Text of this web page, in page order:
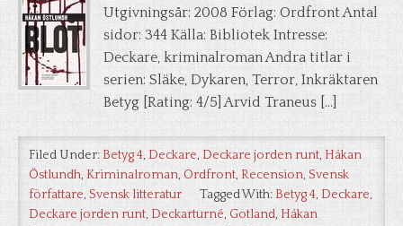
Utgivningsår: 2008 Förlag: Ordfront Antal
sidor: 344 Källa: Bibliotek Intresse:
Deckare, kriminalroman Andra titlar i
serien: Släke, Dykaren, Terror, Inkräktaren
Betyg [Rating: 4/5] Arvid Traneus […]
Filed Under: Betyg 4, Deckare, Deckare jorden runt, Håkan
Östlundh, Kriminalroman, Ordfront, Recension, Svensk
författare, Svensk litteratur Tagged With:Betyg 4, Deckare,
Deckare jorden runt, Deckarturné, Gotland, Håkan